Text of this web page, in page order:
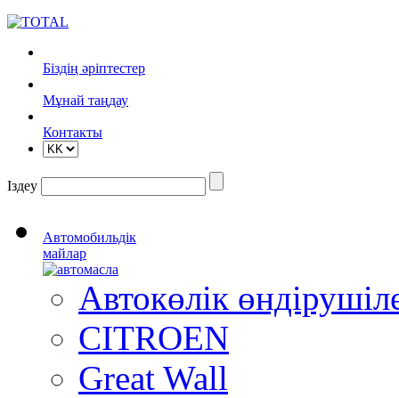
Біздің әріптестер
Mұнай таңдау
Контакты
Іздеу
Автомобильдік
майлар
Автокөлік
CITROEN
Great Wall